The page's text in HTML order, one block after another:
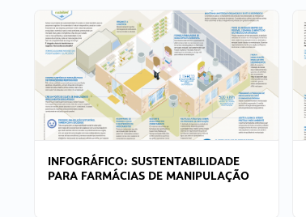
INFOGRÁFICO: SUSTENTABILIDADE
PARA FARMÁCIAS DE MANIPULAÇÃO